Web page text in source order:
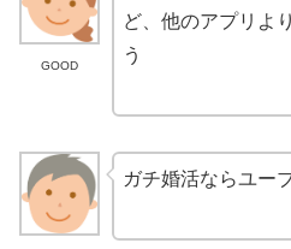
GOOD
ど、他のアプリよ
う
ガチ婚活ならユー